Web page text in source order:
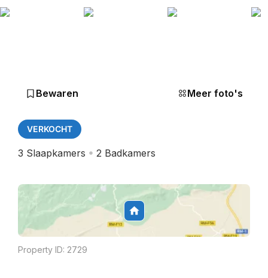
Bewaren Meer foto's
VERKOCHT
3 Slaapkamers 2 Badkamers
Property ID: 2729